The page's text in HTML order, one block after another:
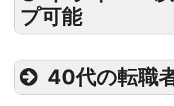
プ可能
40代の転職